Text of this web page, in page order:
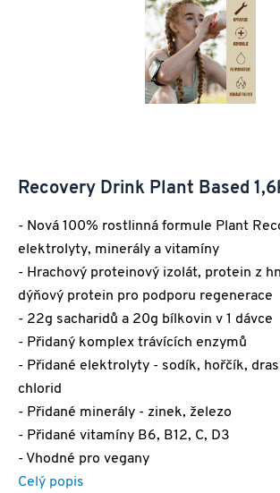
Recovery Drink Plant Based
- Nová 100% rostlinná formule Plant
elektrolyty, minerály a vitamíny
- Hrachový proteinový izolát, protein z
dýňový protein pro podporu regenerace
- 22g sacharidů a 20g bílkovin v 1 dávce
- Přidaný komplex trávících enzymů
- Přidané elektrolyty - sodík, hořčík,
chlorid
- Přidané minerály - zinek, železo
- Přidané vitamíny B6, B12, C, D3
- Vhodné pro vegany
Celý popis